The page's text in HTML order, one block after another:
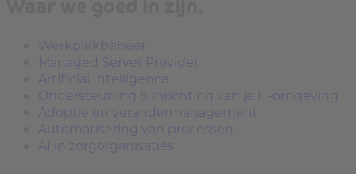
Werkplekbeheer
Managed Server Provider
Artificial Intelligence
Ondersteuning & inrichting van je IT-omgeving
Adoptie en verandermanagement
Automatisering van processen
AI in zorgorganisaties